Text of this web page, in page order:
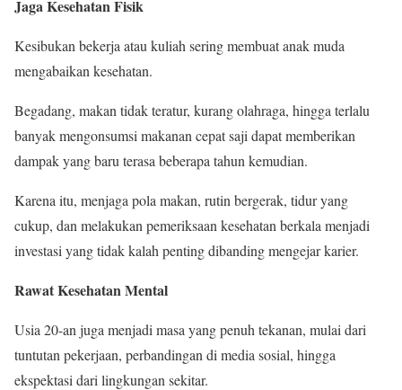
Jaga Kesehatan Fisik
Kesibukan bekerja atau kuliah sering membuat anak muda
mengabaikan kesehatan.
Begadang, makan tidak teratur, kurang olahraga, hingga terlalu
banyak mengonsumsi makanan cepat saji dapat memberikan
dampak yang baru terasa beberapa tahun kemudian.
Karena itu, menjaga pola makan, rutin bergerak, tidur yang
cukup, dan melakukan pemeriksaan kesehatan berkala menjadi
investasi yang tidak kalah penting dibanding mengejar karier.
Rawat Kesehatan Mental
Usia 20-an juga menjadi masa yang penuh tekanan, mulai dari
tuntutan pekerjaan, perbandingan di media sosial, hingga
ekspektasi dari lingkungan sekitar.